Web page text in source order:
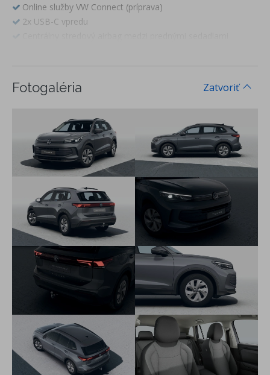
Online služby VW Connect (príprava)
2x USB-C vpredu
ASR protipreklzový systém
ABS brzdy s antiblokovacím systémom
EBV elektronické rozdeľovanie brzdnej sily
MSR regulácia krútiaceho momentu
Front Assist a City Brake - systém na sledovanie diania pred
vozidlom a systém núdzového brzdenia vozidla pri
hroziacom čelnom náraze
Pedestrian Recognition asistent rozpoznávania kolízie s
chodcom
Lane Assist & Side Assist - Asistent zachovania jazdného
pruhu, upozornenie opustenia jazdného pruhu - Asistent
zmeny jazdného pruhu
Rozpoznávanie dopravných značiek
Predné hlavové opierky bezpečnostne optimalizované
3-bodové bezpečnostné pásy na všetkých sedadlách,
vpredu výškovo nastaviteľné
3 hlavové opierky sedadiel vzadu
ISOFIX systém na uchytenie detských sedačiek na sedadle
spolujazdca a na 2 zadných sedadlách s dodatočným
istením Toptether
Systém rozpoznania únavy vodiča
Zatvoriť
Fotogaléria